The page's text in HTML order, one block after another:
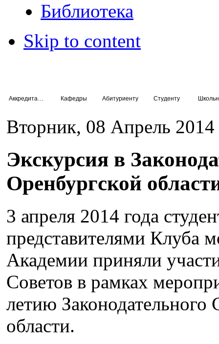
Библиотека
Skip to content
Кафедры Абитуриенту Студенту
Вторник, 08 Апрель
Экскурсия в
Оренбургской
3 апреля 2014 года
представителями Клуба
Академии приняли
Советов в рамках
летию
области.